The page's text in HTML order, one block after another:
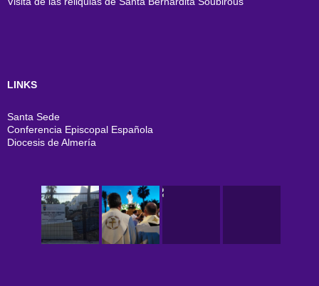
LINKS
Santa Sede
Conferencia Episcopal Española
Diocesis de Almería